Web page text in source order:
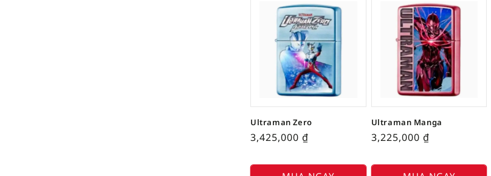
Ultraman Zero
3,425,000 ₫
Ultraman Manga
3,225,000 ₫